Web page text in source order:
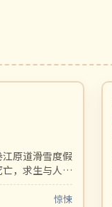
99:15
原道滑雪度假
，求生与人性
开。氛围密闭
惊悚